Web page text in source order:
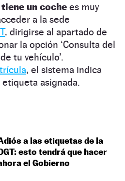
un coche es muy
a la sede
, dirigirse al apartado de
la opción ‘Consulta del
tu vehículo’.
, el sistema indica
asignada.
a las etiquetas de la
esto tendrá que hacer
el Gobierno